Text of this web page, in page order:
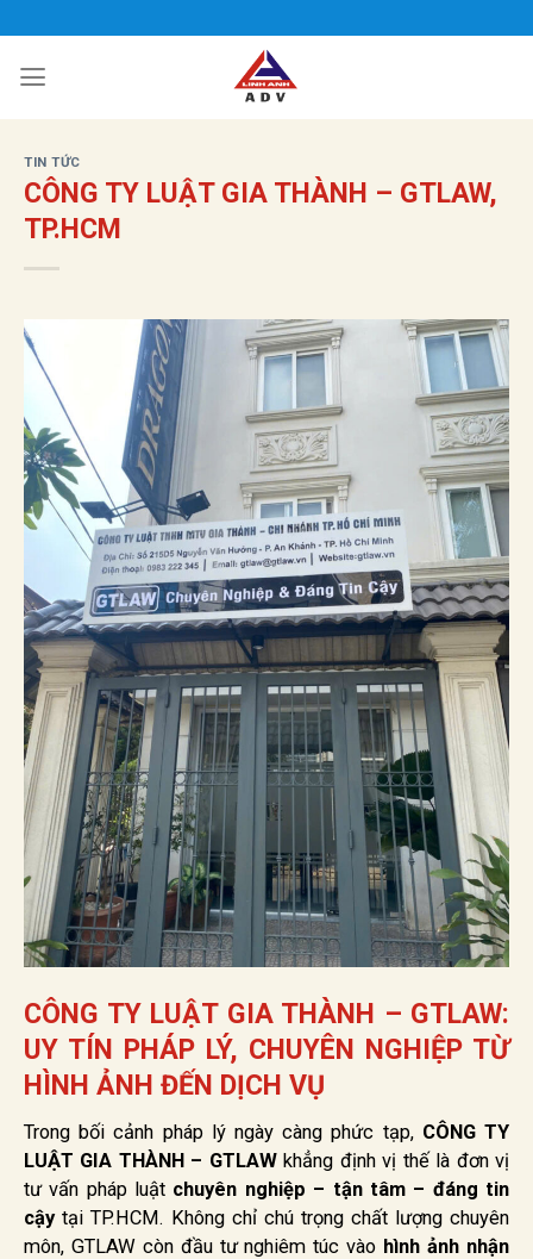
qua
nội
TIN TỨC
CÔNG TY LUẬT GIA THÀNH – GTLAW,
TP.HCM
CÔNG TY LUẬT GIA THÀNH – GTLAW:
UY TÍN PHÁP LÝ, CHUYÊN NGHIỆP TỪ
HÌNH ẢNH ĐẾN DỊCH VỤ
Trong bối cảnh pháp lý ngày càng phức tạp, CÔNG TY
LUẬT GIA THÀNH – GTLAWkhẳng định vị thế là đơn vị
tư vấn pháp luật chuyên nghiệp – tận tâm – đáng tin
cậytại TP.HCM. Không chỉ chú trọng chất lượng chuyên
môn, GTLAW còn đầu tư nghiêm túc vào hình ảnh nhận